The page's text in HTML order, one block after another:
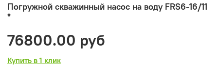
Погружной скважинный насос на воду FRS6-16/11
*
76800.00 руб
Купить в 1 клик